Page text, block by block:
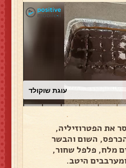
עוגת שוקולד
את הפטרוזיליה,
השום והבשר
מלח, פלפל שחור,
היטב.